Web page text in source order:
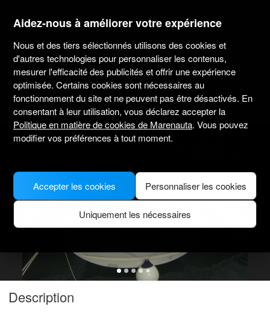
marenauta
Dufour Yachts Dufour 382 Grand Large -
Medulin
4.9(1) Sans skipper uniquement Professionnel
Marina Puntica
Bateau vérifié
Description
Aidez-nous à améliorer votre expérience
Nous et des tiers sélectionnés utilisons des cookies et
d'autres technologies pour personnaliser les contenus,
mesurer l'efficacité des publicités et offrir une expérience
optimisée. Certains cookies sont nécessaires au
fonctionnement du site et ne peuvent pas être désactivés. En
consentant à leur utilisation, vous déclarez accepter la
Politique en matière de cookies de Marenauta. Vous pouvez
modifier vos préférences à tout moment.
Personnaliser les cookies
Uniquement les nécessaires
Accepter les cookies